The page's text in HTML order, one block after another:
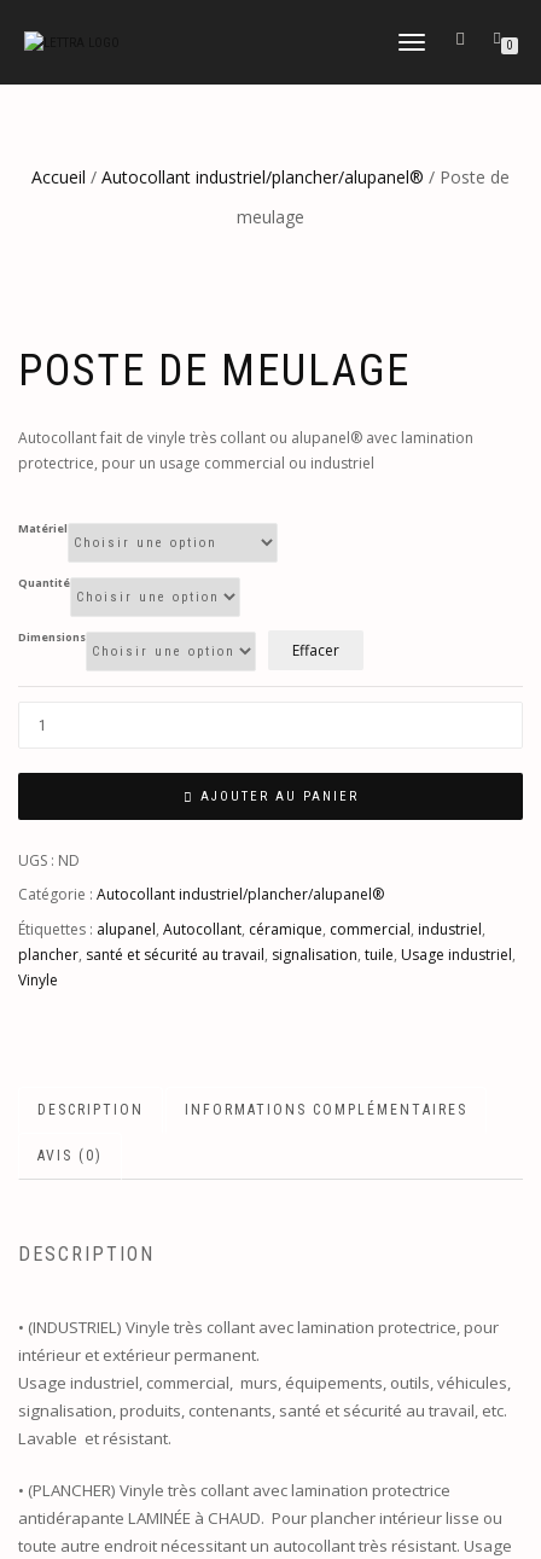
DÉPLIER
NAVIGATION
0
Accueil / Autocollant industriel/plancher/alupanel® / Poste de
meulage
POSTE DE MEULAGE
Autocollant fait de vinyle très collant ou alupanel® avec lamination
protectrice, pour un usage commercial ou industriel
Matériel
Quantité
Dimensions
Effacer
AJOUTER AU PANIER
UGS : ND
Catégorie : Autocollant industriel/plancher/alupanel®
Étiquettes : alupanel, Autocollant, céramique, commercial, industriel,
plancher, santé et sécurité au travail, signalisation, tuile, Usage industriel,
Vinyle
DESCRIPTION INFORMATIONS COMPLÉMENTAIRES
AVIS (0)
DESCRIPTION
• (INDUSTRIEL) Vinyle très collant avec lamination protectrice, pour
intérieur et extérieur permanent.
Usage industriel, commercial, murs, équipements, outils, véhicules,
signalisation, produits, contenants, santé et sécurité au travail, etc.
Lavable et résistant.
• (PLANCHER) Vinyle très collant avec lamination protectrice
antidérapante LAMINÉE à CHAUD. Pour plancher intérieur lisse ou
toute autre endroit nécessitant un autocollant très résistant. Usage